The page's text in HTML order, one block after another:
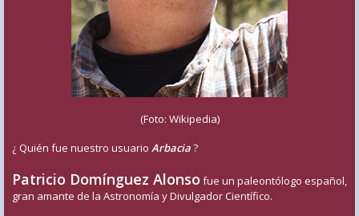
(Foto: Wikipedia)
¿ Quién fue nuestro usuario Arbacia?
Patricio Domínguez Alonso fue un paleontólogo español,
gran amante de la Astronomía y Divulgador Científico.